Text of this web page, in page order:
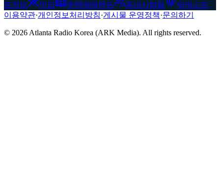
트정보
맛집 주택매매렌트 동네사람들
팟캐스트
이용약관·개인정보처리방침·게시물 운영정책·문의하기
© 2026 Atlanta Radio Korea (ARK Media). All rights reserved.